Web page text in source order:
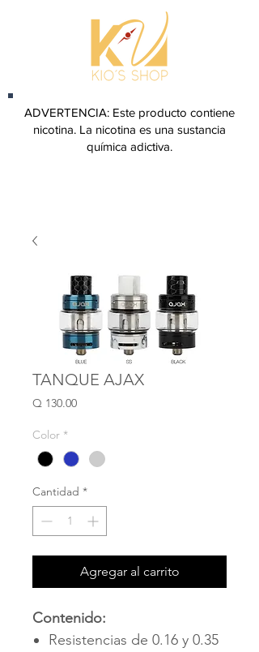
ADVERTENCIA: Este producto contiene
nicotina. La nicotina es una sustancia
química adictiva.
TANQUE AJAX
Q 130.00Precio
Color *
Cantidad *
Agregar al carrito
Contenido:
Resistencias de 0.16 y 0.35